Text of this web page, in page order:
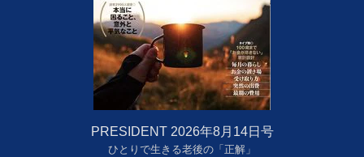
PRESIDENT 2026年8月14日号
ひとりで生きる老後の「正解」